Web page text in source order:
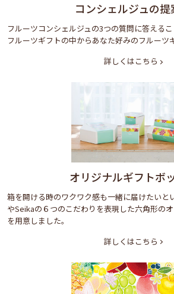
コンシェルジュの提
フルーツコンシェルジュの3つの質問に答える
フルーツギフトの中からあなた好みのフルーツ
詳しくはこちら
オリジナルギフトボ
箱を開ける時のワクワク感も一緒に届けたいと
やSeikaの６つのこだわりを表現した六角形の
を用意しました。
詳しくはこちら